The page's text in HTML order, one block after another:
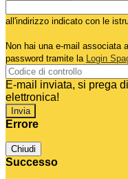
all'indirizzo indicato con le
Non hai una e-mail associata
password tramite la Login
E-mail inviata, si prega
elettronica!
Errore
Chiudi
Successo